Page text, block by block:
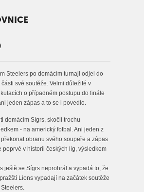
Steelers po domácím turnaji odjel do
své soutěže. Velmi důležité v
o případném postupu do finále
jeden zápas a to se i povedlo.
domácím Sígrs, skočil trochu
- na americký fotbal. Ani jeden z
obranu svého soupeře a zápas
poprvé v historii českých lig, výsledkem
ještě se Sígrs neprohrál a vypadá to, že
Lions vypadají na začátek soutěže